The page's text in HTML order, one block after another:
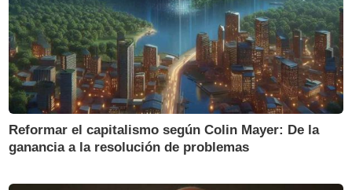
Reformar el capitalismo según Colin Mayer: De la
ganancia a la resolución de problemas